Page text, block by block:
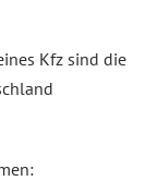
Kfz sind die